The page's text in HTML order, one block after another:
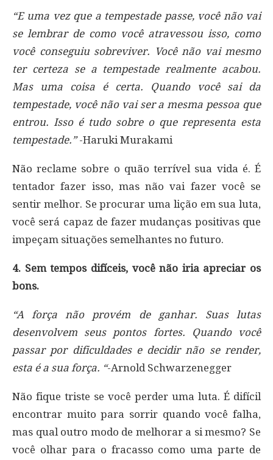
“E uma vez que a tempestade passe, você não vai
se lembrar de como você atravessou isso, como
você conseguiu sobreviver. Você não vai mesmo
ter certeza se a tempestade realmente acabou.
Mas uma coisa é certa. Quando você sai da
tempestade, você não vai ser a mesma pessoa que
entrou. Isso é tudo sobre o que representa esta
tempestade.”-Haruki Murakami
Não reclame sobre o quão terrível sua vida é. É
tentador fazer isso, mas não vai fazer você se
sentir melhor. Se procurar uma lição em sua luta,
você será capaz de fazer mudanças positivas que
impeçam situações semelhantes no futuro.
4. Sem tempos difíceis, você não iria apreciar os
bons.
“A força não provém de ganhar. Suas lutas
desenvolvem seus pontos fortes. Quando você
passar por dificuldades e decidir não se render,
esta é a sua força. “-Arnold Schwarzenegger
Não fique triste se você perder uma luta. É difícil
encontrar muito para sorrir quando você falha,
mas qual outro modo de melhorar a si mesmo? Se
você olhar para o fracasso como uma parte de